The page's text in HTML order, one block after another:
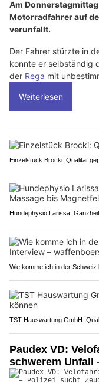
Am
Motorradfahrer auf
verunfallt.
Der Fahrer stürzte in
konnte er selbständig
der Rega mit
Weiterlesen
Einzelstück Brocki: Qualität
Hundephysio Larissa:
Wie komme ich in der
TST Hauswartung GmbH:
Paudex VD:
schwerem Unfall